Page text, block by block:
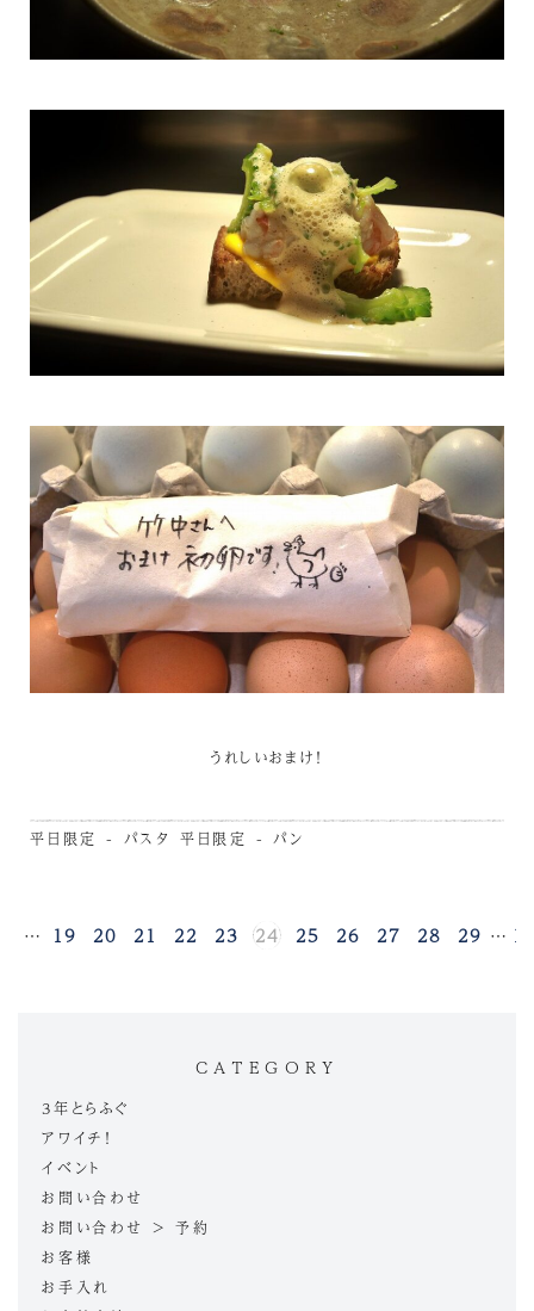
うれしいおまけ！
平日限定 - パスタ 平日限定 - パン
… 19 20 21 22 23 24 25 26 27 28 29 …
CATEGORY
3年とらふぐ
アワイチ！
イベント
お問い合わせ
お問い合わせ > 予約
お客様
お手入れ